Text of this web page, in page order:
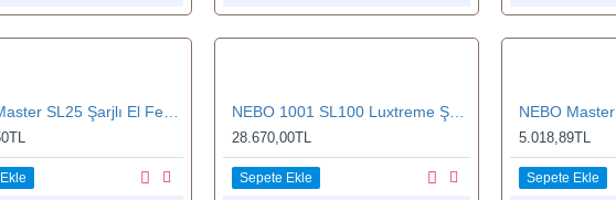
NEBO Master SL25 Şarjlı El Feneri 600 Lümen (SPT-1005-G)
28.670,00TL
Sepete Ekle
5.018,89TL
Sepete Ekle